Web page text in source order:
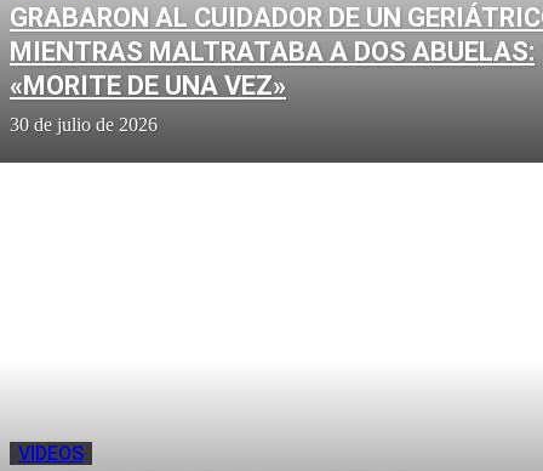
GRABARON AL CUIDADOR DE UN
MIENTRAS MALTRATABA A DOS ABUELAS:
«MORITE DE UNA VEZ»
30 de julio de 2026
VIDEOS